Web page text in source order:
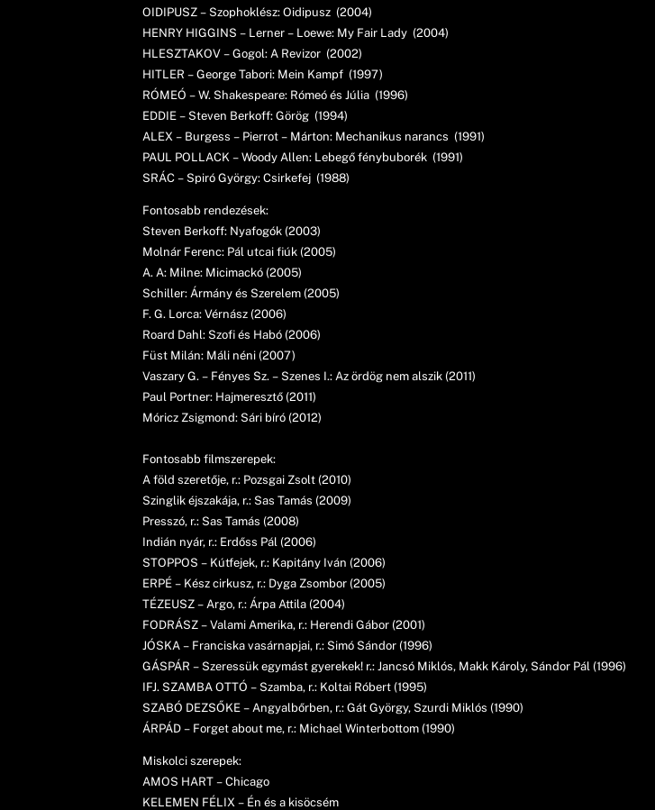
OIDIPUSZ – Szophoklész: Oidipusz (2004)
HENRY HIGGINS – Lerner – Loewe: My Fair Lady (2004)
HLESZTAKOV – Gogol: A Revizor (2002)
HITLER – George Tabori: Mein Kampf (1997)
RÓMEÓ – W. Shakespeare: Rómeó és Júlia (1996)
EDDIE – Steven Berkoff: Görög (1994)
ALEX – Burgess – Pierrot – Márton: Mechanikus narancs (1991)
PAUL POLLACK – Woody Allen: Lebegő fénybuborék (1991)
SRÁC – Spiró György: Csirkefej (1988)
Fontosabb rendezések:
Steven Berkoff: Nyafogók (2003)
Molnár Ferenc: Pál utcai fiúk (2005)
A. A: Milne: Micimackó (2005)
Schiller: Ármány és Szerelem (2005)
F. G. Lorca: Vérnász (2006)
Roard Dahl: Szofi és Habó (2006)
Füst Milán: Máli néni (2007)
Vaszary G. – Fényes Sz. – Szenes I.: Az ördög nem alszik (2011)
Paul Portner: Hajmeresztő (2011)
Móricz Zsigmond: Sári bíró (2012)
Fontosabb filmszerepek:
A föld szeretője, r.: Pozsgai Zsolt (2010)
Szinglik éjszakája, r.: Sas Tamás (2009)
Presszó, r.: Sas Tamás (2008)
Indián nyár, r.: Erdőss Pál (2006)
STOPPOS – Kútfejek, r.: Kapitány Iván (2006)
ERPÉ – Kész cirkusz, r.: Dyga Zsombor (2005)
TÉZEUSZ – Argo, r.: Árpa Attila (2004)
FODRÁSZ – Valami Amerika, r.: Herendi Gábor (2001)
JÓSKA – Franciska vasárnapjai, r.: Simó Sándor (1996)
GÁSPÁR – Szeressük egymást gyerekek! r.: Jancsó Miklós, Makk Károly, Sándor Pál (1996)
IFJ. SZAMBA OTTÓ – Szamba, r.: Koltai Róbert (1995)
SZABÓ DEZSŐKE – Angyalbőrben, r.: Gát György, Szurdi Miklós (1990)
ÁRPÁD – Forget about me, r.: Michael Winterbottom (1990)
Miskolci szerepek:
AMOS HART – Chicago
KELEMEN FÉLIX – Én és a kisöcsém